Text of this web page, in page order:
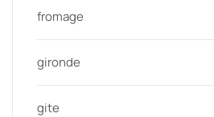
fromage
gironde
gite